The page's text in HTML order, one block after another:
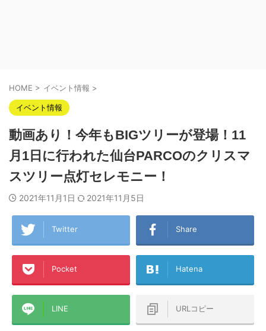
HOME > イベント情報 >
イベント情報
動画あり！今年もBIGツリーが登場！11
月1日に行われた仙台PARCOのクリスマ
スツリー点灯セレモニー！
2021年11月1日 2021年11月5日
Twitter Share
Pocket Hatena
LINE URLコピー